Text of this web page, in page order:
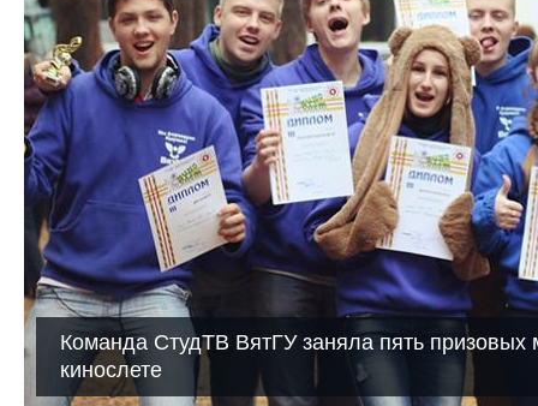
Команда СтудТВ ВятГУ заняла пять призовых
кинослете